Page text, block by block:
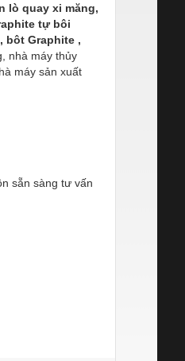
lò quay xi măng,
tự bôi
bôt Graphite ,
nhà máy thủy
máy sản xuất
sẵn sàng tư vấn